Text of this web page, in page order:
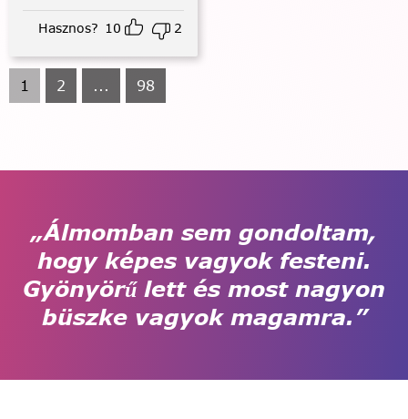
Hasznos? 10 2
1 2 ... 98
„Álmomban sem gondoltam,
hogy képes vagyok festeni.
Gyönyörű lett és most nagyon
büszke vagyok magamra.”